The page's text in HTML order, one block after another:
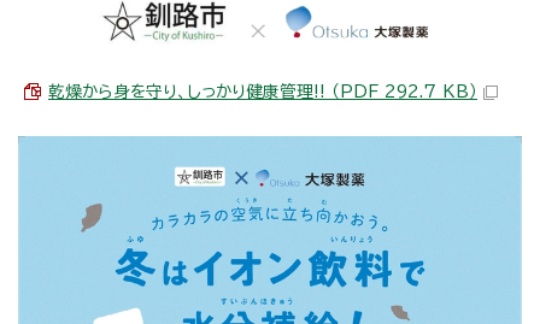
乾燥から身を守り、しっかり健康管理!! （PDF 292.7 KB）